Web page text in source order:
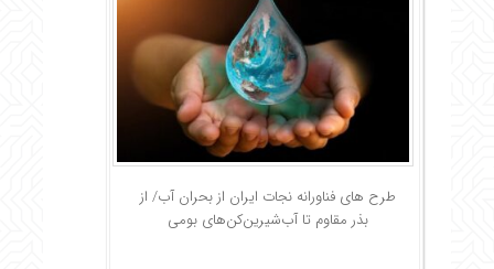
طرح های فناورانه نجات ایران از بحران آب/ از
بذر مقاوم تا آب‌شیرین‌کن‌های بومی